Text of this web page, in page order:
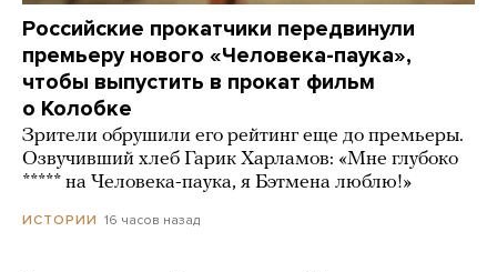
Российские прокатчики передвинули
премьеру нового «Человека-паука»,
чтобы выпустить в прокат фильм
о Колобке
Зрители обрушили его рейтинг еще до премьеры.
Озвучивший хлеб Гарик Харламов: «Мне глубоко
***** на Человека-паука, я Бэтмена люблю!»
ИСТОРИИ 16 часов назад